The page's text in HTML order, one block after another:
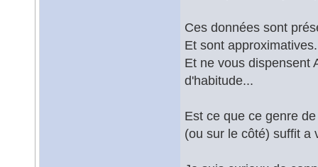
Ces données sont
Et sont
Et ne vous dispensent
d'habitude...
Est ce que ce genre
(ou sur le côté) suffit a